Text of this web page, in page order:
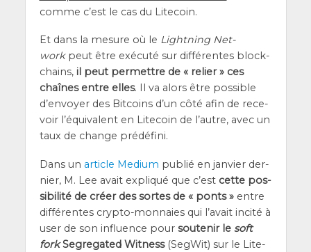
comme c’est le cas du Litecoin.
Et dans la mesure où le Light­ning Net­
workpeut être exé­cu­té sur dif­fé­rentes blo­ck­
chains, il peut per­mettre de « relier » ces
chaînes entre elles. Il va alors être pos­sible
d’en­voyer des Bit­coins d’un côté afin de rece­
voir l’é­qui­valent en Lite­coin de l’autre, avec un
taux de change prédéfini.
Dans un article Medium publié en jan­vier der­
nier, M. Lee avait expli­qué que c’est cette pos­
si­bi­li­té de créer des sortes de « ponts »entre
dif­fé­rentes cryp­to-mon­naies qui l’a­vait inci­té à
user de son influence pour sou­te­nir le soft
forkSegre­ga­ted Wit­ness(Seg­Wit) sur le Lite­